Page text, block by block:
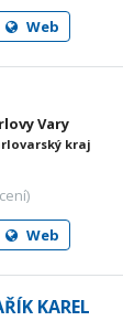
Web
Vary
kraj
Web
KAREL